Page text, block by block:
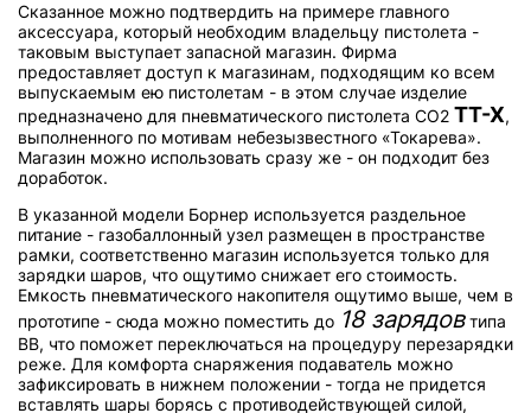
Сказанное можно подтвердить на примере главного
аксессуара, который необходим владельцу пистолета -
таковым выступает запасной магазин. Фирма
предоставляет доступ к магазинам, подходящим ко всем
выпускаемым ею пистолетам - в этом случае изделие
предназначено для пневматического пистолета СО2 TT-X,
выполненного по мотивам небезызвестного «Токарева».
Магазин можно использовать сразу же - он подходит без
доработок.
В указанной модели Борнер используется раздельное
питание - газобаллонный узел размещен в пространстве
рамки, соответственно магазин используется только для
зарядки шаров, что ощутимо снижает его стоимость.
Емкость пневматического накопителя ощутимо выше, чем в
прототипе - сюда можно поместить до 18 зарядовтипа
ВВ, что поможет переключаться на процедуру перезарядки
реже. Для комфорта снаряжения подаватель можно
зафиксировать в нижнем положении - тогда не придется
вставлять шары борясь с противодействующей силой,